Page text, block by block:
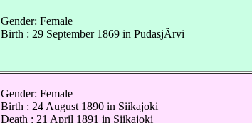
Gender: Female
Birth : 29 September 1869 in PudasjÃrvi
Gender: Female
Birth : 24 August 1890 in Siikajoki
Death : 21 April 1891 in Siikajoki